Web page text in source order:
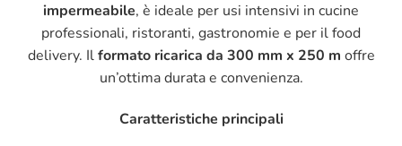
impermeabile, è ideale per usi intensivi in cucine
professionali, ristoranti, gastronomie e per il food
delivery. Ilformato ricarica da 300 mm x 250 m offre
un’ottima durata e convenienza.
Caratteristiche principali